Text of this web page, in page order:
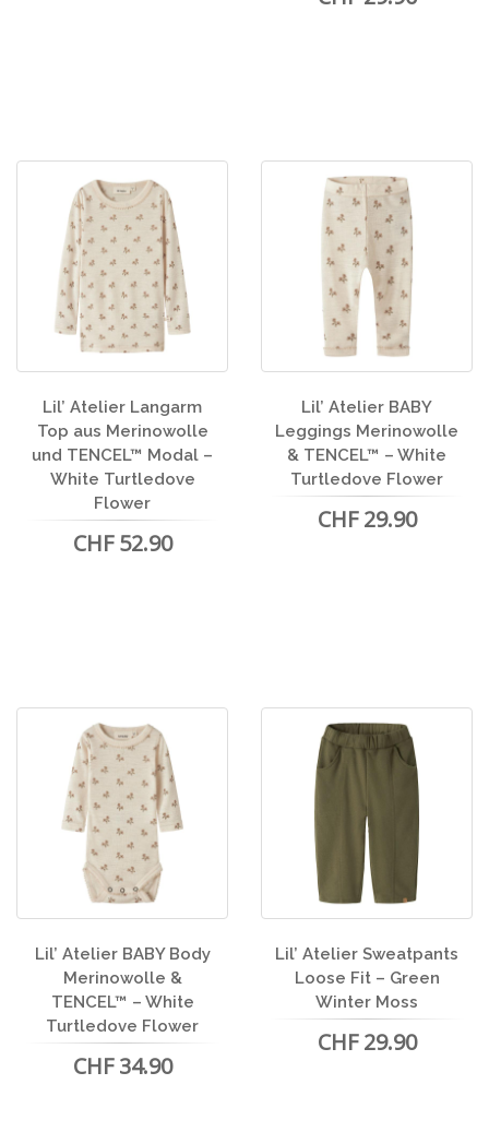
Lil’ Atelier Langarm
Top aus Merinowolle
und TENCEL™ Modal –
White Turtledove
Flower
CHF 52.90
Lil’ Atelier BABY
Leggings Merinowolle
& TENCEL™ – White
Turtledove Flower
CHF 29.90
Lil’ Atelier BABY Body
Merinowolle &
TENCEL™ – White
Turtledove Flower
CHF 34.90
Lil’ Atelier Sweatpants
Loose Fit – Green
Winter Moss
CHF 29.90